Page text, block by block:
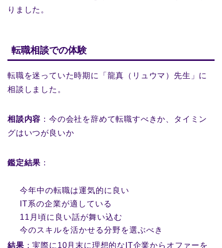
りました。
転職相談での体験
転職を迷っていた時期に「龍真（リュウマ）先生」に
相談しました。
相談内容 ：今の会社を辞めて転職すべきか、タイミン
グはいつが良いか
鑑定結果 ：
今年中の転職は運気的に良い
IT系の企業が適している
11月頃に良い話が舞い込む
今のスキルを活かせる分野を選ぶべき
結果 ：実際に10月末に理想的なIT企業からオファーを